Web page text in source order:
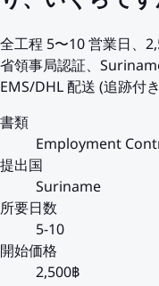
全工程 5〜10 営業日、
省領事局認証、
EMS/DHL 配送 (追跡付
書類
Employment
提出国
Suriname
所要日数
5-10
開始価格
2,500฿